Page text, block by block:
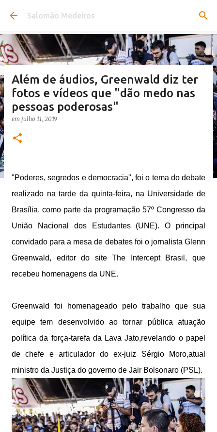
Pular para o conteúdo principal
Salomão Medeiros
Além de áudios, Greenwald diz ter
fotos e vídeos que "dão medo nas
pessoas poderosas"
em julho 11, 2019
"Poderes, segredos e democracia", foi o tema do debate
realizado na tarde da quinta-feira, na Universidade de
Brasília, como parte da programação 57º Congresso da
União Nacional dos Estudantes (UNE). O principal
convidado para a mesa de debates foi o jornalista Glenn
Greenwald, editor do site The Intercept Brasil, que
recebeu homenagens da UNE.
Greenwald foi homenageado pelo trabalho que sua
equipe tem desenvolvido ao tornar pública atuação
política da força-tarefa da Lava Jato,revelando o papel
de chefe e articulador do ex-juiz Sérgio Moro,atual
ministro da Justiça do governo de Jair Bolsonaro (PSL).